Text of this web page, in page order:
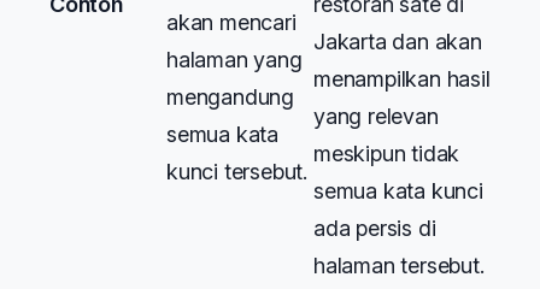
akan mencari
halaman yang
mengandung
semua kata
kunci tersebut.
Jakarta dan akan
menampilkan hasil
yang relevan
meskipun tidak
semua kata kunci
ada persis di
halaman tersebut.